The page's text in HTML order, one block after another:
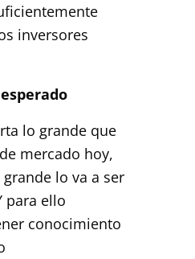
inversores
lo grande que
mercado hoy,
lo va a ser
para ello
conocimiento